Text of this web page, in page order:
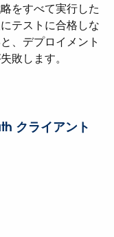
をすべて実行した
テストに合格しな
、デプロイメント
敗します。
クライアント